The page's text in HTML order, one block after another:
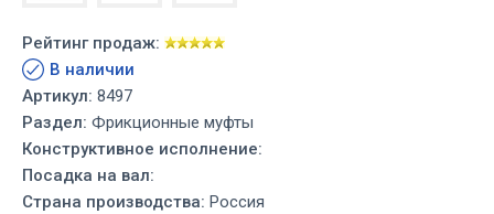
Рейтинг продаж:
В наличии
Артикул: 8497
Раздел: Фрикционные муфты
Конструктивное исполнение:
Посадка на вал:
Страна производства: Россия